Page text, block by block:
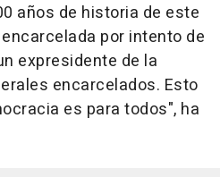
años de historia de este
por intento de
expresidente de la
encarcelados. Esto
es para todos", ha